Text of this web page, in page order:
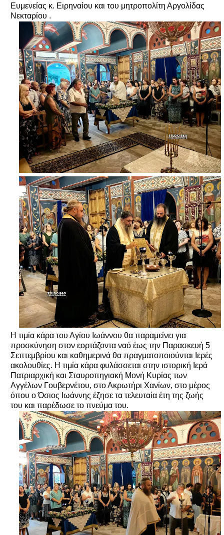
Ευμενείας κ. Ειρηναίου και του μητροπολίτη Αργολίδας
Νεκταρίου .
Η τιμία κάρα του Αγίου Ιωάννου θα παραμείνει για
προσκύνηση στον εορτάζοντα ναό έως την Παρασκευή 5
Σεπτεμβρίου και καθημερινά θα πραγματοποιούνται Ιερές
ακολουθίες. Η τιμία κάρα φυλάσσεται στην ιστορική Ιερά
Πατριαρχική και Σταυροπηγιακή Μονή Κυρίας των
Αγγέλων Γουβερνέτου, στο Ακρωτήρι Χανίων, στο μέρος
όπου ο Όσιος Ιωάννης έζησε τα τελευταία έτη της ζωής
του και παρέδωσε το πνεύμα του.